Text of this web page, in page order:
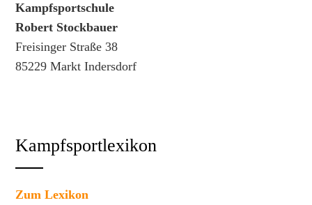
Kampfsportschule
Robert Stockbauer
Freisinger Straße 38
85229 Markt Indersdorf
Kampfsportlexikon
Zum Lexikon